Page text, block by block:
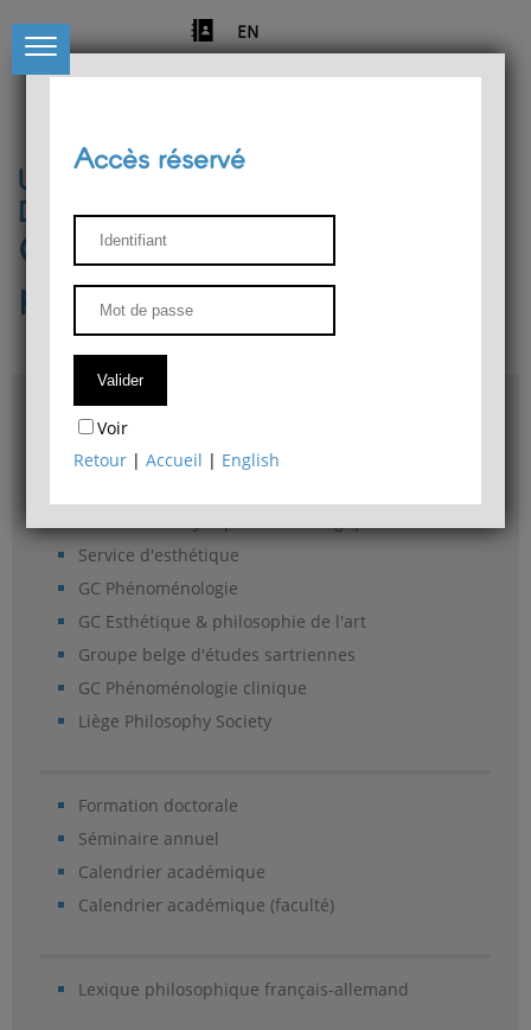
EN
Université de Liège
Département de philosophie
Centre de recherches
phénoménologiques
Accès & plans
Bibliothèque du Département de philosophie
Service d'esthétique
GC Phénoménologie
GC Esthétique & philosophie de l'art
Groupe belge d'études sartriennes
GC Phénoménologie clinique
Liège Philosophy Society
Formation doctorale
Séminaire annuel
Calendrier académique
Calendrier académique (faculté)
Lexique philosophique français-allemand
Accès réservé
Voir
Retour |Accueil | English